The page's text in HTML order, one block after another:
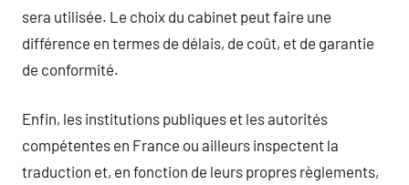
sera utilisée. Le choix du cabinet peut faire une
différence en termes de délais, de coût, et de garantie
de conformité.
Enfin, les institutions publiques et les autorités
compétentes en France ou ailleurs inspectent la
traduction et, en fonction de leurs propres règlements,